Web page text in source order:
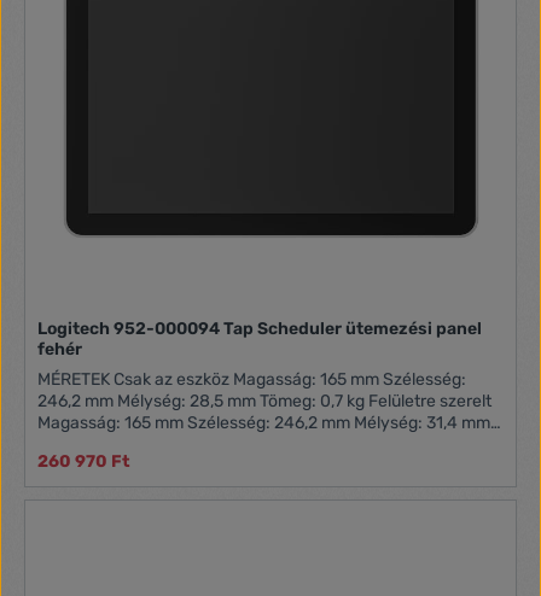
Logitech 952-000094 Tap Scheduler ütemezési panel
fehér
MÉRETEK Csak az eszköz Magasság: 165 mm Szélesség:
246,2 mm Mélység: 28,5 mm Tömeg: 0,7 kg Felületre szerelt
Magasság: 165 mm Szélesség: 246,2 mm Mélység: 31,4 mm
292,6 mm Mélység: 44,5 mm MŰSZAKI ADATOK Képernyő
Méret: 10,1” átlósan IPS (In-Plane Switching, síkbeli
260 970 Ft